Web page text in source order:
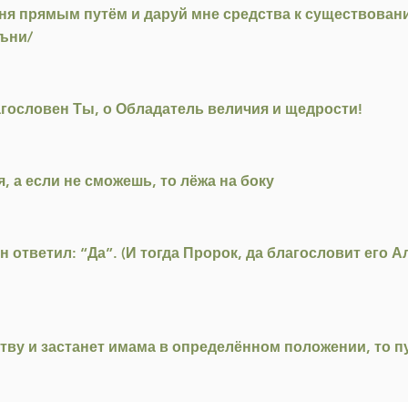
прямым путём и даруй мне средства к
Ты, о Обладатель величия и щедрости!
а если не сможешь, то лёжа на боку
“Да”. (И тогда Пророк, да благословит его
и застанет имама в определённом положении, то